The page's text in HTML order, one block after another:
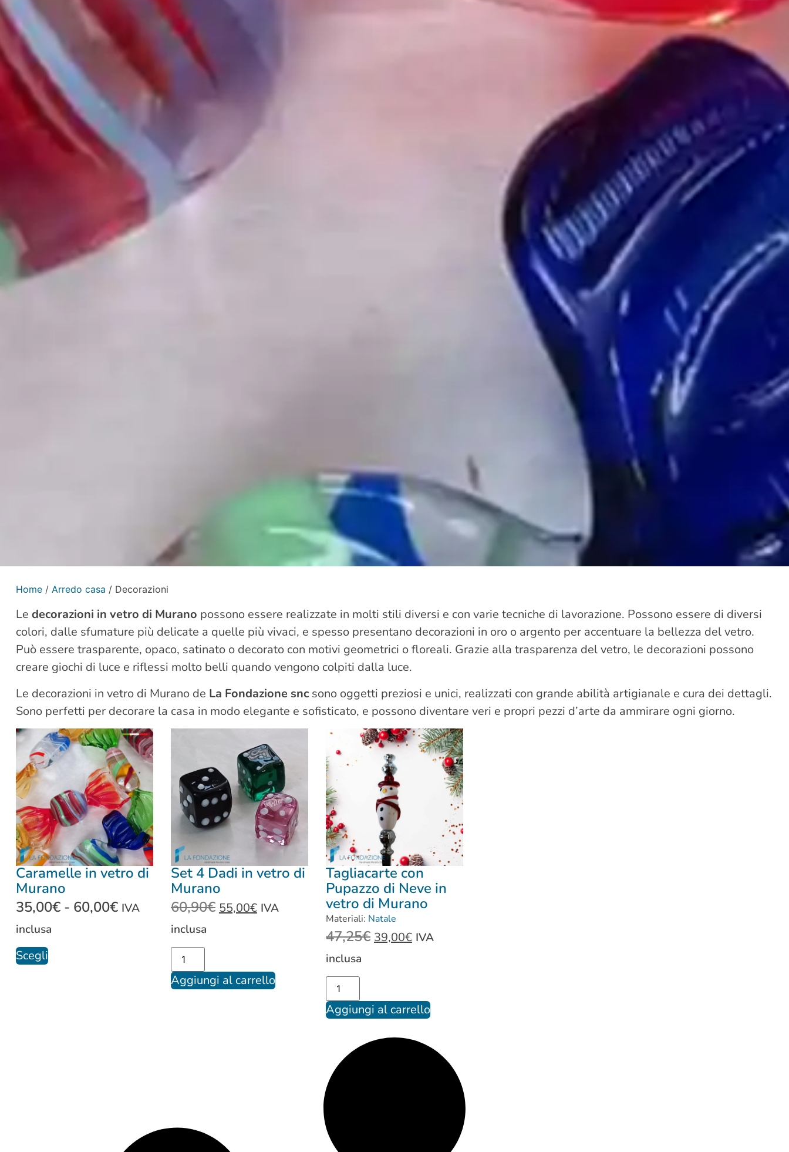
Home/ Arredo casa / Decorazioni
Le decorazioni in vetro di Murano possono essere realizzate in molti stili diversi e con varie tecniche di lavorazione. Possono essere di diversi
colori, dalle sfumature più delicate a quelle più vivaci, e spesso presentano decorazioni in oro o argento per accentuare la bellezza del vetro.
Può essere trasparente, opaco, satinato o decorato con motivi geometrici o floreali. Grazie alla trasparenza del vetro, le decorazioni possono
creare giochi di luce e riflessi molto belli quando vengono colpiti dalla luce.
Le decorazioni in vetro di Murano de La Fondazione sncsono oggetti preziosi e unici, realizzati con grande abilità artigianale e cura dei dettagli.
Sono perfetti per decorare la casa in modo elegante e sofisticato, e possono diventare veri e propri pezzi d’arte da ammirare ogni giorno.
Caramelle in vetro di
Murano
35,00€ - 60,00€ IVA
inclusa
Scegli
Set 4 Dadi in vetro di
Murano
60,90€ 55,00€ IVA
inclusa
Aggiungi al carrello
Tagliacarte con
Pupazzo di Neve in
vetro di Murano
Materiali: Natale
47,25€ 39,00€ IVA
inclusa
Aggiungi al carrello